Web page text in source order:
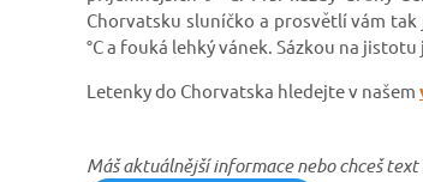
Chorvatsku sluníčko a prosvětlí vám
°C a fouká lehký vánek. Sázkou na
Letenky do Chorvatska hledejte v našem
Máš aktuálnější informace nebo chceš